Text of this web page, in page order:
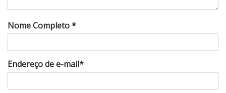
Nome Completo *
Endereço de e-mail*